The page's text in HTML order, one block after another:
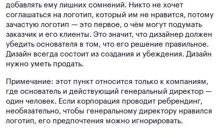
добавлять ему лишних сомнений. Никто не хочет
соглашаться на логотип, который им не нравится, потому
зачастую логотип — это первое, о чём могут подумать
заказчик и его клиенты. Это значит, что дизайнер должен
убедить основателя в том, что его решение правильное.
Дизайн всегда состоит из создания и убеждения. Дизайн
нужно уметь продать.
Примечание: этот пункт относится только к компаниям,
где основатель и действующий генеральный директор —
один человек. Если корпорация проводит ребрендинг,
необязательно, чтобы генеральному директору нравился
логотип, его предпочтения можно игнорировать.